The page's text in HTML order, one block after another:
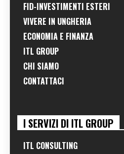
FID-INVESTIMENTI ESTERI
VIVERE IN UNGHERIA
ECONOMIA E FINANZA
ITL GROUP
CHI SIAMO
CONTATTACI
I SERVIZI DI ITL GROUP
ITL CONSULTING